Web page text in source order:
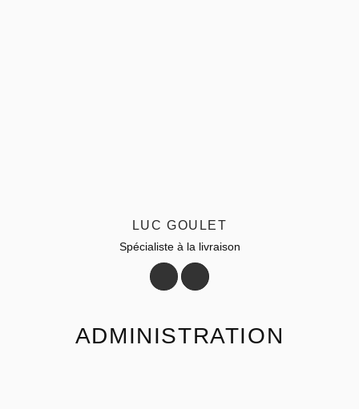
LUC GOULET
Spécialiste à la livraison
ADMINISTRATION